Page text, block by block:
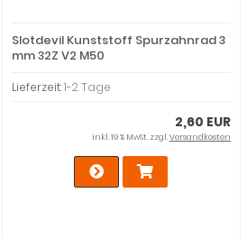
Slotdevil Kunststoff Spurzahnrad 3
mm 32Z V2 M50
Lieferzeit:1-2 Tage
2,60 EUR
inkl. 19 % MwSt. zzgl.Versandkosten